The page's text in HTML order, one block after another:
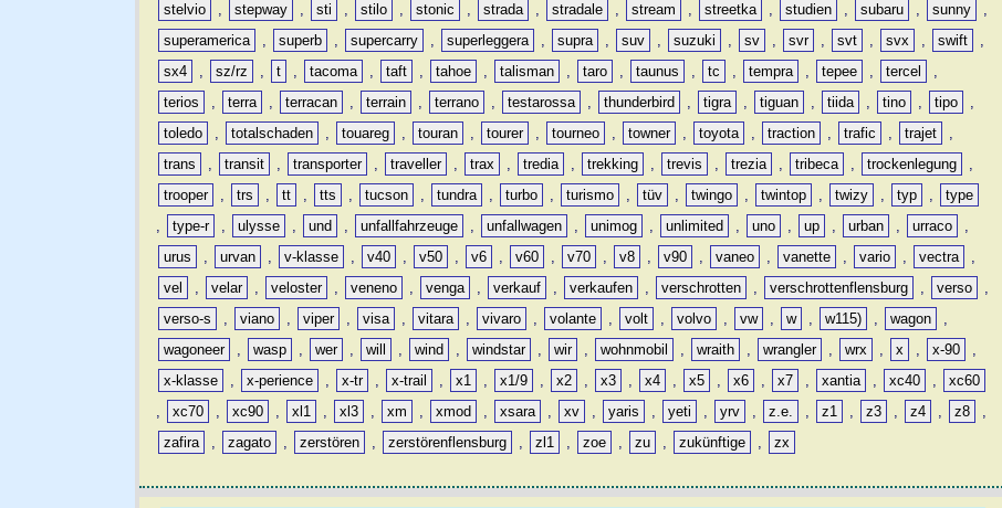
stelvio
, stepway , sti , stilo , stonic , strada , stradale , stream , streetka , studien , subaru , sunny
,
superamerica
, superb , supercarry , superleggera , supra , suv , suzuki , sv , svr , svt , svx , swift
,
sx4
, sz/rz , t , tacoma , taft , tahoe , talisman , taro , taunus , tc , tempra , tepee , tercel
,
terios
, terra , terracan , terrain , terrano , testarossa , thunderbird , tigra , tiguan , tiida , tino , tipo
,
toledo
, totalschaden , touareg , touran , tourer , tourneo , towner , toyota , traction , trafic , trajet
,
trans
, transit , transporter , traveller , trax , tredia , trekking , trevis , trezia , tribeca , trockenlegung
,
trooper
, trs , tt , tts , tucson , tundra , turbo , turismo , tüv , twingo , twintop , twizy , typ ,
type
,
type-r , ulysse , und , unfallfahrzeuge , unfallwagen , unimog , unlimited , uno , up , urban , urraco
,
urus
, urvan , v-klasse , v40 , v50 , v6 , v60 , v70 , v8 , v90 , vaneo , vanette , vario , vectra
,
vel
, velar , veloster , veneno , venga , verkauf , verkaufen , verschrotten , verschrottenflensburg , verso
,
verso-s
, viano , viper , visa , vitara , vivaro , volante , volt , volvo , vw , w , w115) , wagon
,
wagoneer
, wasp , wer , will , wind , windstar , wir , wohnmobil , wraith , wrangler , wrx , x , x-90
,
x-klasse
, x-perience , x-tr , x-trail , x1 , x1/9 , x2 , x3 , x4 , x5 , x6 , x7 , xantia , xc40 ,
xc60
,
xc70 , xc90 , xl1 , xl3 , xm , xmod , xsara , xv , yaris , yeti , yrv , z.e. , z1 , z3 , z4 , z8
,
zafira
, zagato , zerstören , zerstörenflensburg , zl1 , zoe , zu , zukünftige , zx